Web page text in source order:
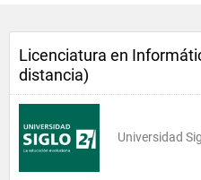
Licenciatura en
distancia)
Universidad